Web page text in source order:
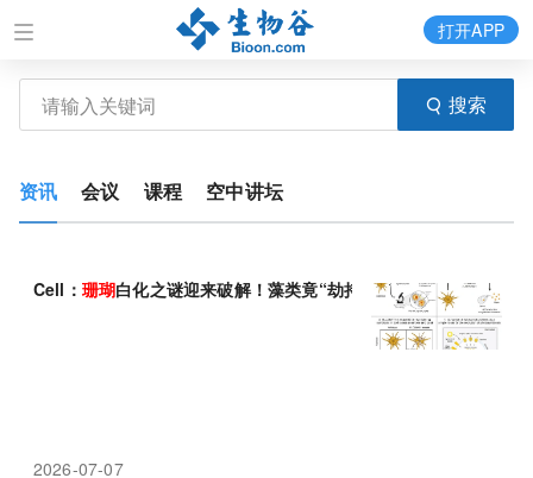
搜索
打开APP
资讯 会议 课程 空中讲坛
Cell： 珊瑚白化之谜迎来破解！藻类竟“劫持”溶酶体，共生真相颠
2026-07-07